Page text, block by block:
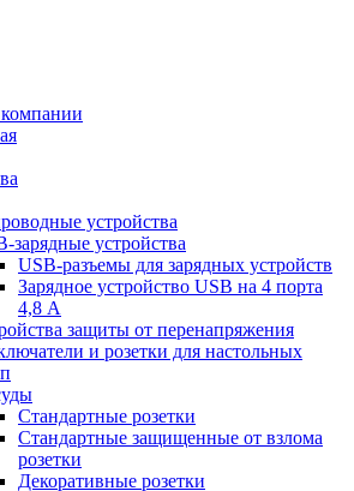
устройства
зарядные устройства
USB-разъемы для зарядных устройств
Зарядное устройство USB на 4 порта
4,8 А
защиты от перенапряжения
и розетки для настольных
Стандартные розетки
Стандартные защищенные от взлома
розетки
Декоративные розетки